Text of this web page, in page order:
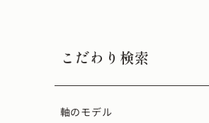
こだわり検索
軸のモデル